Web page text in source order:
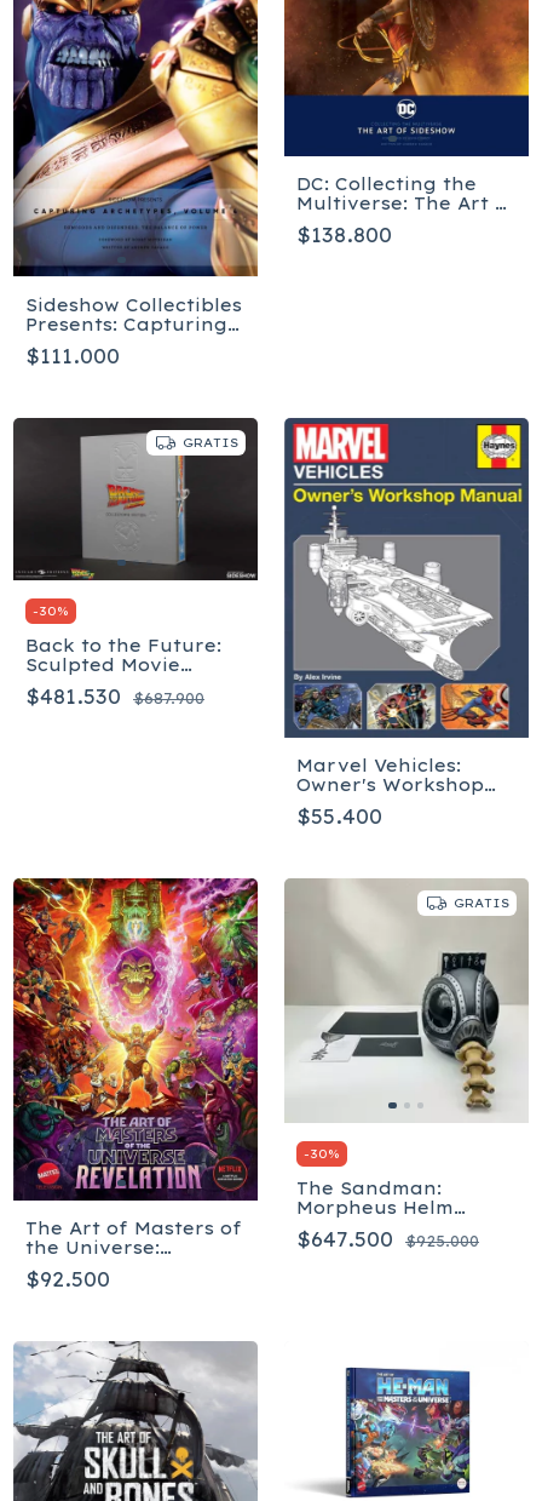
Sideshow Collectibles
Presents: Capturing
Archetypes, Volume 4
- Tapa dura
$111.000
DC: Collecting the
Multiverse: The Art of
Sideshow - Tapa dura
$138.800
GRATIS
-30%
Back to the Future:
Sculpted Movie
Poster - Inglés
$481.530 $687.900
Marvel Vehicles:
Owner's Workshop
Manual - Tapa dura
$55.400
The Art of Masters of
the Universe:
Revelation
$92.500
GRATIS
-30%
The Sandman:
Morpheus Helm
Masterpiece Edition -
Inglés
$647.500 $925.000